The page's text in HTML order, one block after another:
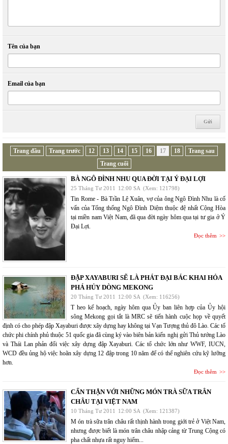
Tên của bạn
Email của bạn
Trang đầu Trang trước 12 13 14 15 16 17 18
Trang sau
Trang cuối
BÀ NGÔ ĐÌNH NHU QUA ĐỜI TẠI Ý ĐẠI LỢI
25 Tháng Tư 2011 12:00 SA (Xem: 121798)
Tin Rome - Bà Trần Lệ Xuân, vợ của ông Ngô Đình Nhu là cố
vấn của Tổng thống Ngô Đình Diệm thuộc đệ nhất Cộng Hòa
tại miền nam Việt Nam, đã qua đời ngày hôm qua tại tư gia ở Ý
Đại Lợi.
Đọc thêm
ĐẬP XAYABURI SẼ LÀ PHÁT ĐẠI BÁC KHAI HỎA
PHÁ HỦY DÒNG MEKONG
20 Tháng Tư 2011 12:00 SA (Xem: 116256)
T heo kế hoạch, ngày hôm qua Ủy ban liên hợp của Ủy hội
sông Mekong gọi tắt là MRC sẽ tiến hành cuộc họp về quyết
định có cho phép đập Xayaburi được xây dựng hay không tại Vạn Tượng thủ đô Lào. Các tổ
chức phi chính phủ thuộc 51 quốc gia đã cùng ký vào biên bản kiến nghị gửi Thủ tướng Lào
và Thái Lan phản đối việc xây dựng đập Xayaburi. Các tổ chức lớn như WWF, IUCN,
WCD đều ủng hộ việc hoãn xây dựng 12 đập trong 10 năm để có thể nghiên cứu kỹ lưỡng
hơn.
Đọc thêm
CẨN THẬN VỚI NHỮNG MÓN TRÀ SỮA TRÂN
CHÂU TẠI VIỆT NAM
10 Tháng Tư 2011 12:00 SA (Xem: 121387)
M ón trà sữa trân châu rất thịnh hành trong giới trẻ ở Việt Nam,
nhưng được biết là món trân châu nhập cảng từ Trung Cộng có
pha chất nhựa rất nguy hiểm...